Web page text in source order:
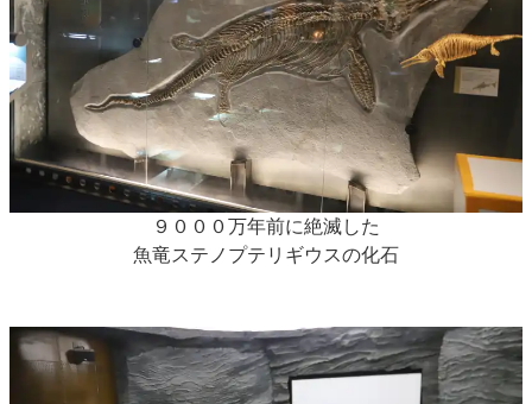
９０００万年前に絶滅した
魚竜ステノプテリギウスの化石